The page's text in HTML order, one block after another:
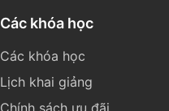
Các khóa học
Các khóa học
Lịch khai giảng